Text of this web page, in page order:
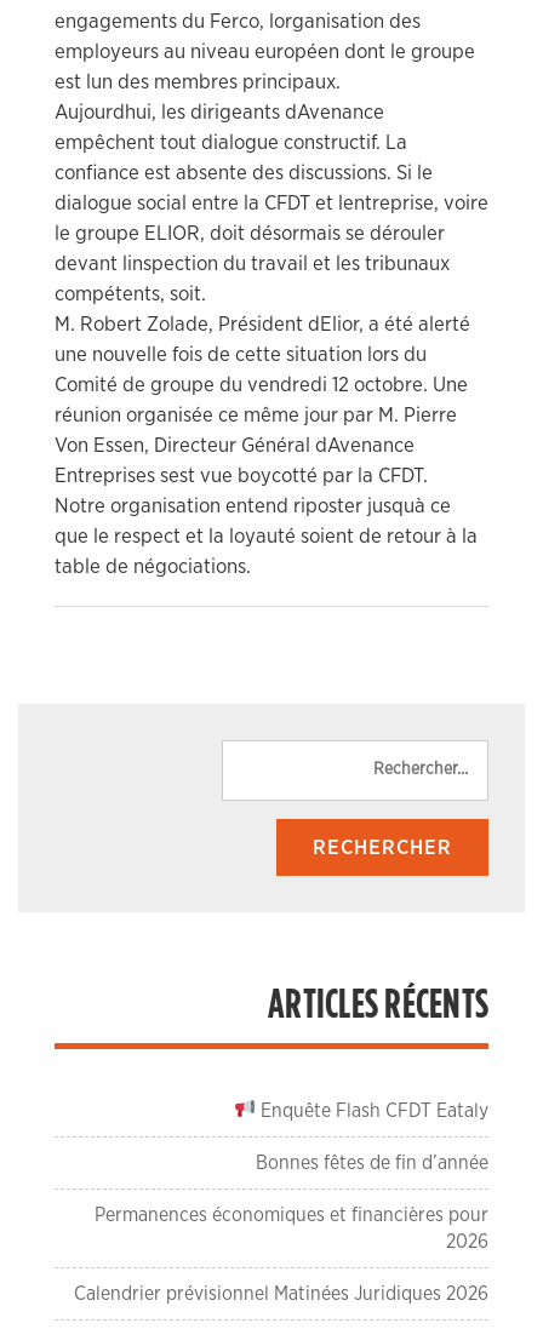
engagements du Ferco, lorganisation des
employeurs au niveau européen dont le groupe
est lun des membres principaux.
Aujourdhui, les dirigeants dAvenance
empêchent tout dialogue constructif. La
confiance est absente des discussions. Si le
dialogue social entre la CFDT et lentreprise, voire
le groupe ELIOR, doit désormais se dérouler
devant linspection du travail et les tribunaux
compétents, soit.
M. Robert Zolade, Président dElior, a été alerté
une nouvelle fois de cette situation lors du
Comité de groupe du vendredi 12 octobre. Une
réunion organisée ce même jour par M. Pierre
Von Essen, Directeur Général dAvenance
Entreprises sest vue boycotté par la CFDT.
Notre organisation entend riposter jusquà ce
que le respect et la loyauté soient de retour à la
table de négociations.
ARTICLES RÉCENTS
Enquête Flash CFDT Eataly
Bonnes fêtes de fin d’année
Permanences économiques et financières pour
2026
Calendrier prévisionnel Matinées Juridiques 2026